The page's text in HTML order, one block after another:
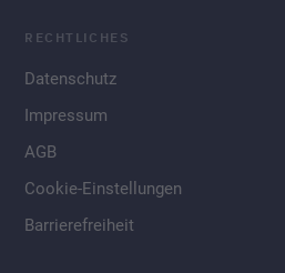
RECHTLICHES
Datenschutz
Impressum
AGB
Cookie-Einstellungen
Barrierefreiheit